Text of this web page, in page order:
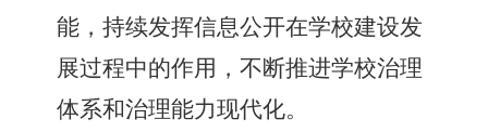
能，持续发挥信息公开在学校建设发
展过程中的作用，不断推进学校治理
体系和治理能力现代化。